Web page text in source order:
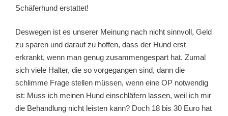
Schäferhund erstattet!
Deswegen ist es unserer Meinung nach nicht sinnvoll, Geld
zu sparen und darauf zu hoffen, dass der Hund erst
erkrankt, wenn man genug zusammengespart hat. Zumal
sich viele Halter, die so vorgegangen sind, dann die
schlimme Frage stellen müssen, wenn eine OP notwendig
ist: Muss ich meinen Hund einschläfern lassen, weil ich mir
die Behandlung nicht leisten kann? Doch 18 bis 30 Euro hat